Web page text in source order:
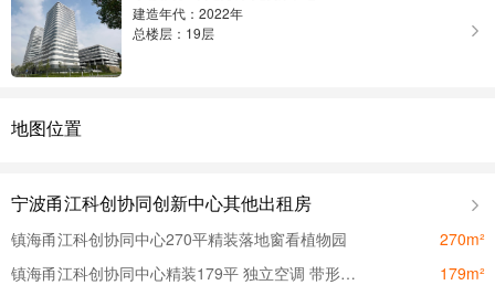
建造年代：2022年
总楼层：19层
地图位置
宁波甬江科创协同创新中心其他出租房
镇海甬江科创协同中心270平精装落地窗看植物园
270m²
镇海甬江科创协同中心精装179平 独立空调 带形象墙
179m²